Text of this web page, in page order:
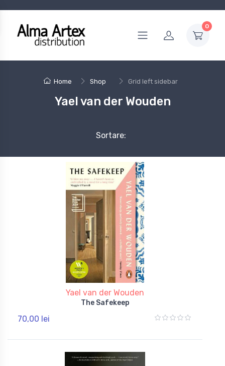
0
Home Shop Grid left sidebar
Yael van der Wouden
Sortare:
Yael van der Wouden
The Safekeep
70,00 lei